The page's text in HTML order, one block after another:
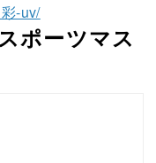
-uv/
ポーツマス